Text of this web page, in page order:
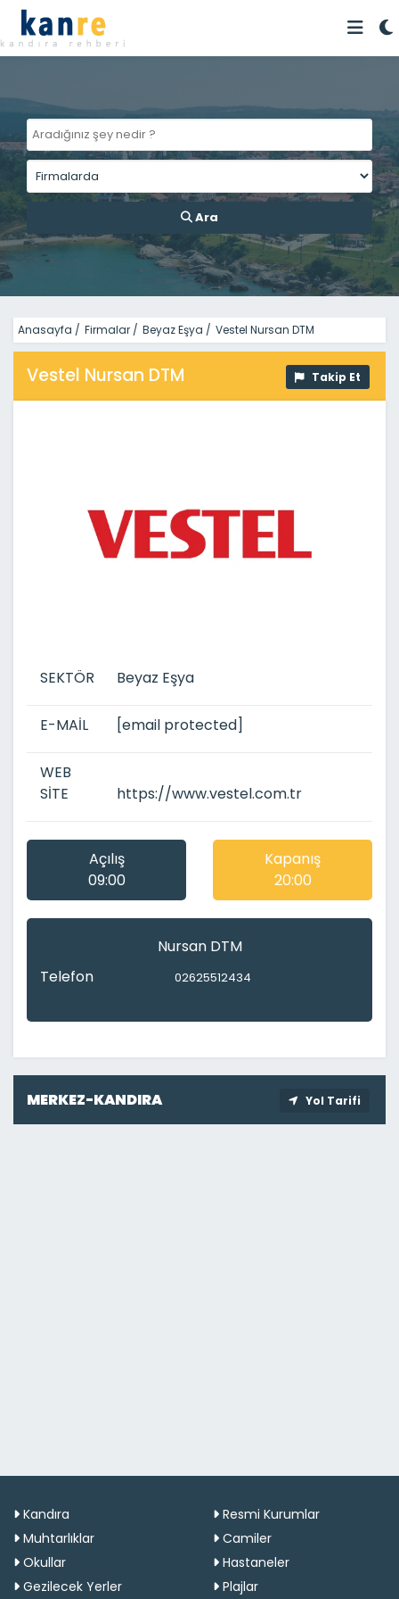
Ara
Anasayfa / Firmalar / Beyaz Eşya / Vestel Nursan DTM
Vestel Nursan DTM Takip Et
SEKTÖR Beyaz Eşya
E-MAİL [email protected]
WEB
SİTE
https://www.vestel.com.tr
Açılış
09:00
Kapanış
20:00
Nursan DTM
Telefon
02625512434
MERKEZ-KANDIRA Yol Tarifi
Kandıra
Resmi Kurumlar
Muhtarlıklar
Camiler
Okullar
Hastaneler
Gezilecek Yerler
Plajlar